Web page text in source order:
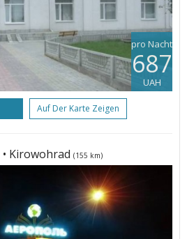
pro Nacht
687
UAH
Auf Der Karte Zeigen
• Kirowohrad (155 km)